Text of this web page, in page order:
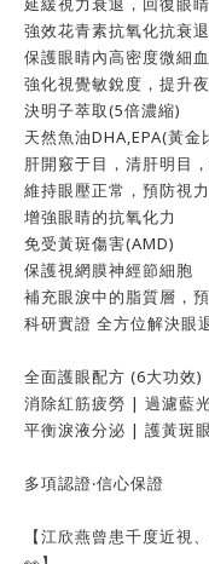
強效花青素抗氧化抗衰
保護眼睛內高密度微細
強化視覺敏銳度，提升
決明子萃取(5倍濃縮)
天然魚油DHA,EPA(黃金
肝開竅于目，清肝明目
維持眼壓正常，預防視
增強眼睛的抗氧化力
免受黃斑傷害(AMD)
保護視網膜神經節細胞
補充眼淚中的脂質層，
科研實證 全方位解決眼
全面護眼配方 (6大功效)
消除紅筋疲勞 | 過濾藍
平衡淚液分泌 | 護黃斑
多項認證‧信心保證
【江欣燕曾患千度近視